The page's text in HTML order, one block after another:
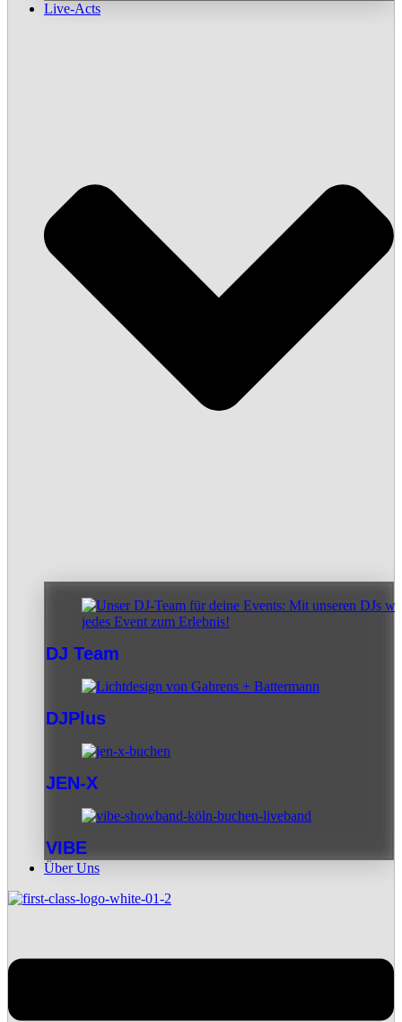
Live-Acts
DJ Team
DJPlus
JEN-X
VIBE
Über Uns